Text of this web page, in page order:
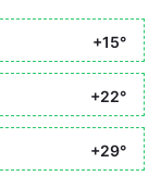
+15°
+22°
+29°